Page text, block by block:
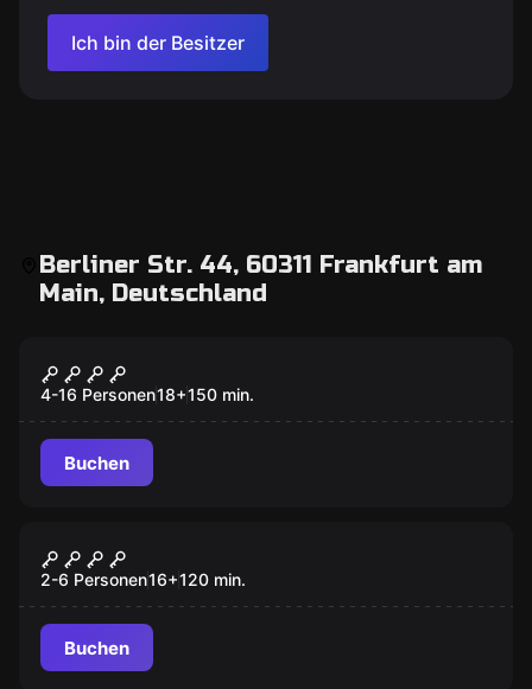
Ich bin der Besitzer
Berliner Str. 44, 60311 Frankfurt am
Main, Deutschland
BLACKOUT
4-16 Personen18+150 min.
Buchen
DER SEELENSAMMLER
2-6 Personen16+120 min.
Buchen